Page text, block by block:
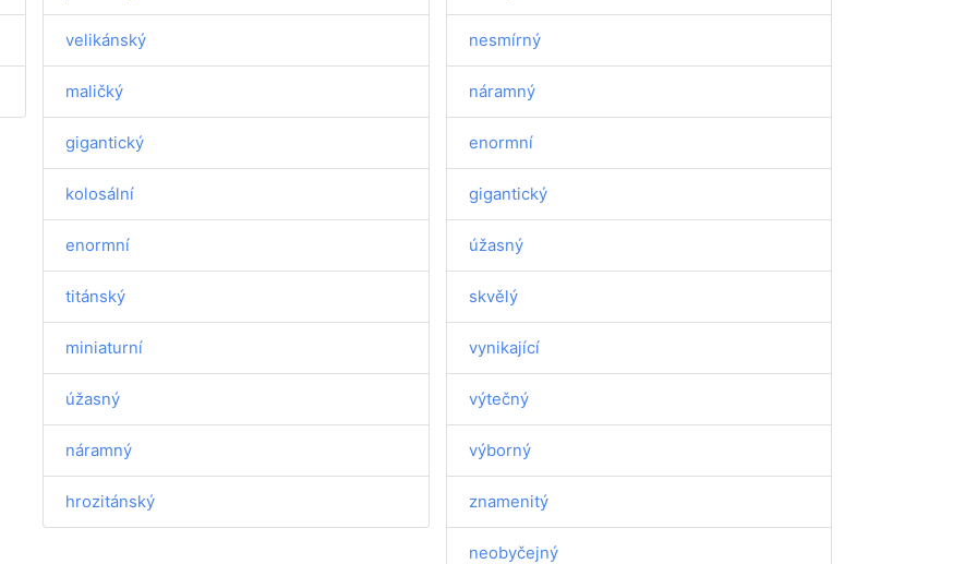
velikánský
maličký
gigantický
kolosální
enormní
titánský
miniaturní
úžasný
náramný
hrozitánský
nesmírný
náramný
enormní
gigantický
úžasný
skvělý
vynikající
výtečný
výborný
znamenitý
neobyčejný